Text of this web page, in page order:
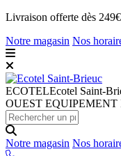
Livraison offerte dès
Notre magasin Nos
ECOTELEcotel Saint-
OUEST EQUIPEMENT
Notre magasin Nos